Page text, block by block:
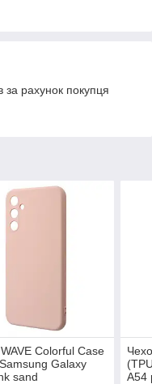
рахунок покупця
Colorful Case
Galaxy
sand
A54